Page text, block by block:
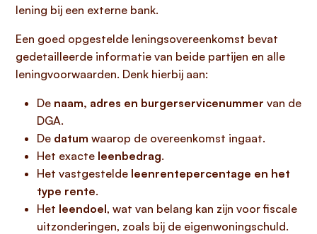
lening bij een externe bank.
Een goed opgestelde leningsovereenkomst bevat
gedetailleerde informatie van beide partijen en alle
leningvoorwaarden. Denk hierbij aan:
De naam, adres en burgerservicenummer van de
DGA.
De datum waarop de overeenkomst ingaat.
Het exacte leenbedrag.
Het vastgestelde leenrentepercentage en het
type rente.
Het leendoel, wat van belang kan zijn voor fiscale
uitzonderingen, zoals bij de eigenwoningschuld.